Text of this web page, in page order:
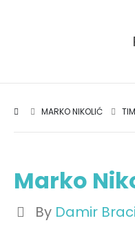
MARKO NIKOLIĆ
Marko
By Damir